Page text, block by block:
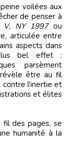
voilées aux
de penser à
V, NY 1997ou
articulée entre
aspects dans
bel effet :
parsèment
être au fil
contre l'inertie et
et élites
fil des pages, se
humanité à la